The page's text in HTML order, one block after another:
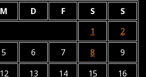
M D F S
S
1
2
5 6 7 8
9
12 13 14 15 16